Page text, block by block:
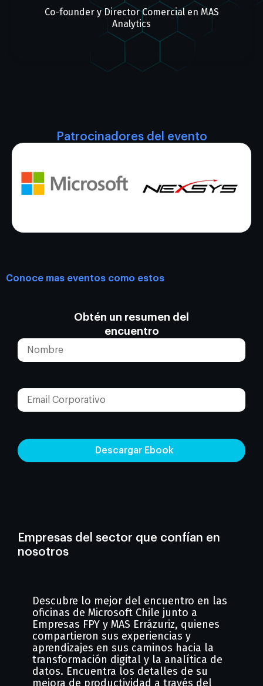
Co-founder y Director Comercial en MAS
Analytics
Patrocinadores del evento
Conoce mas eventos como estos
Obtén un resumen del
encuentro
Descargar Ebook
Empresas del sector que confían en
nosotros
Descubre lo mejor del encuentro en las
oficinas de Microsoft Chile junto a
Empresas FPY y MAS Errázuriz, quienes
compartieron sus experiencias y
aprendizajes en sus caminos hacia la
transformación digital y la analítica de
datos. Encuentra los detalles de su
mejora de productividad a través del